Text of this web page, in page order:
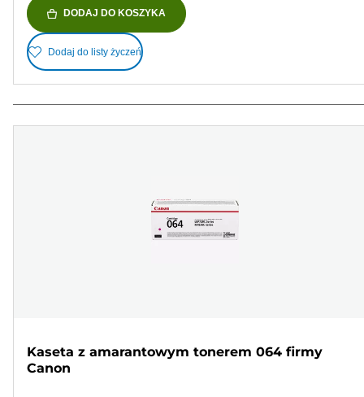
DODAJ DO KOSZYKA
Dodaj do listy życzeń
Kaseta z amarantowym tonerem 064 firmy
Canon